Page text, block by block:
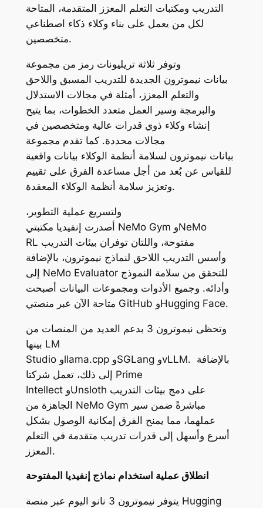
التدريب ومكتبات التعلم المعزز المتقدمة، المتاحة
لكل من يعمل على بناء وكلاء ذكاء اصطناعي
متخصصين.
وتوفر ثلاثة تريليونات رمز من مجموعة
بيانات نيموترون الجديدة للتدريب المسبق واللاحق
والتعلم المعزز، أمثلة في مجالات الاستدلال
والبرمجة وسير العمل متعدد الخطوات، بما يتيح
إنشاء وكلاء ذوي قدرات عالية ومتخصصين في
مجالات محددة. كما تقدم مجموعة
بيانات نيموترون لسلامة أنظمة الوكلاء بيانات واقعية
للقياس عن بُعد من أجل مساعدة الفرق على تقييم
وتعزيز سلامة أنظمة الوكلاء المعقدة.
ولتسريع عملية التطوير،
أصدرت إنفيديا مكتبتي NeMo Gym وNeMo
RL مفتوحة، واللتان توفران بيئات التدريب
وأسس التدريب اللاحق لنماذج نيموترون، بالإضافة
إلى NeMo Evaluator للتحقق من سلامة النموذج
وأدائه. وجميع الأدوات ومجموعات البيانات أصبحت
متاحة الآن عبر منصتي GitHub وHugging Face.
وتحظى نيموترون 3 بدعم العديد من المنصات من
بينها LM
Studio وllama.cpp وSGLang وvLLM. بالإضافة
إلى ذلك، تعمل شركتا Prime
Intellect وUnsloth على دمج بيئات التدريب
الجاهزة من NeMo Gym مباشرةً ضمن سير
عملهما، مما يمنح الفرق إمكانية الوصول بشكل
أسرع وأسهل إلى قدرات تدريب متقدمة في التعلم
المعزز.
انطلاق عملية استخدام نماذج إنفيديا المفتوحة
يتوفر نيموترون 3 نانو اليوم عبر منصة Hugging